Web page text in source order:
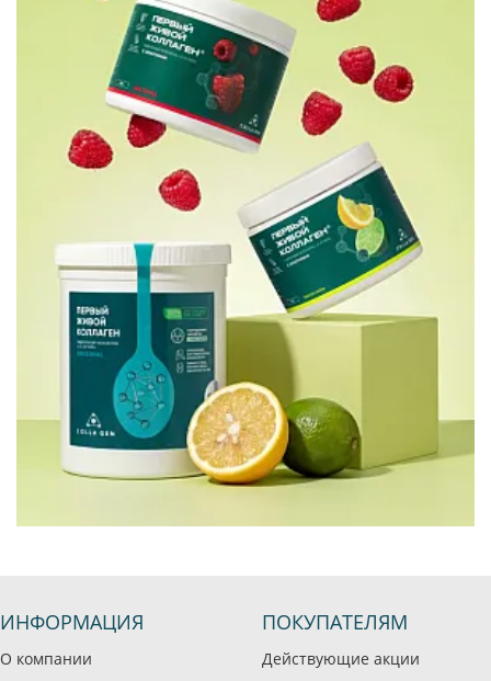
ИНФОРМАЦИЯ
О компании
ПОКУПАТЕЛЯМ
Действующие акции